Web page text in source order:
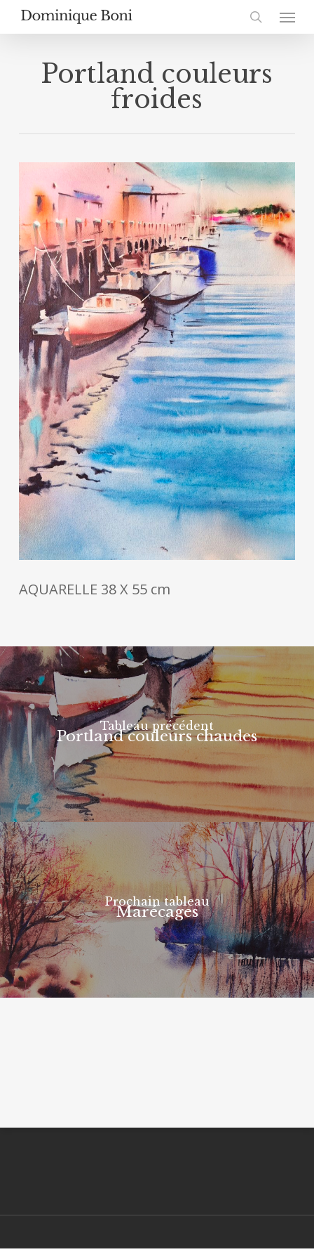
Skip
main
search
Menu
Portland couleurs
froides
AQUARELLE 38 X 55 cm
Tableau précédent
Portland couleurs chaudes
Prochain tableau
Marécages